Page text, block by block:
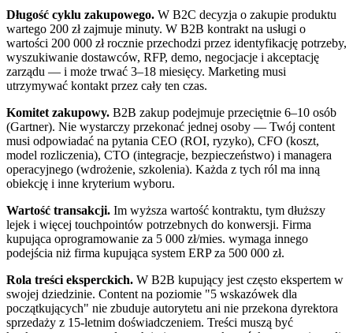
Długość cyklu zakupowego. W B2C decyzja o zakupie produktu
wartego 200 zł zajmuje minuty. W B2B kontrakt na usługi o
wartości 200 000 zł rocznie przechodzi przez identyfikację potrzeby,
wyszukiwanie dostawców, RFP, demo, negocjacje i akceptację
zarządu — i może trwać 3–18 miesięcy. Marketing musi
utrzymywać kontakt przez cały ten czas.
Komitet zakupowy. B2B zakup podejmuje przeciętnie 6–10 osób
(Gartner). Nie wystarczy przekonać jednej osoby — Twój content
musi odpowiadać na pytania CEO (ROI, ryzyko), CFO (koszt,
model rozliczenia), CTO (integracje, bezpieczeństwo) i managera
operacyjnego (wdrożenie, szkolenia). Każda z tych ról ma inną
obiekcję i inne kryterium wyboru.
Wartość transakcji. Im wyższa wartość kontraktu, tym dłuższy
lejek i więcej touchpointów potrzebnych do konwersji. Firma
kupująca oprogramowanie za 5 000 zł/mies. wymaga innego
podejścia niż firma kupująca system ERP za 500 000 zł.
Rola treści eksperckich. W B2B kupujący jest często ekspertem w
swojej dziedzinie. Content na poziomie "5 wskazówek dla
początkujących" nie zbuduje autorytetu ani nie przekona dyrektora
sprzedaży z 15-letnim doświadczeniem. Treści muszą być